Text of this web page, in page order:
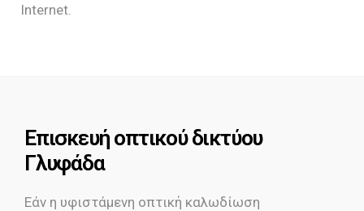
Internet.
Επισκευή οπτικού δικτύου
Γλυφάδα
Εάν η υφιστάμενη οπτική καλωδίωση